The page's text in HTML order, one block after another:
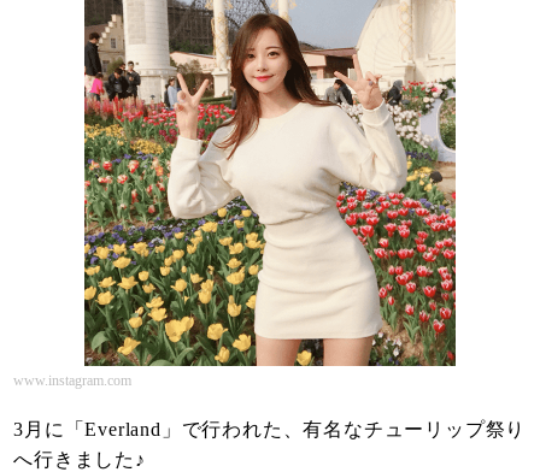
www.instagram.com
3月に「Everland」で行われた、有名なチューリップ祭り
へ行きました♪